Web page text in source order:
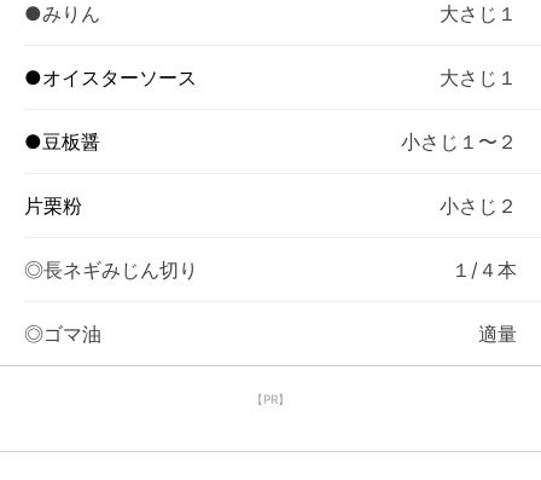
●みりん 大さじ１
●オイスターソース 大さじ１
●豆板醤 小さじ１〜２
片栗粉 小さじ２
◎長ネギみじん切り １/４本
◎ゴマ油 適量
【PR】